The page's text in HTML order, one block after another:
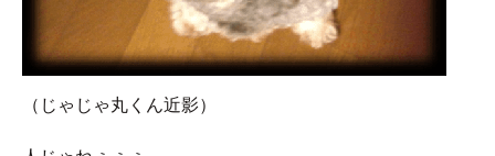
（じゃじゃ丸くん近影）